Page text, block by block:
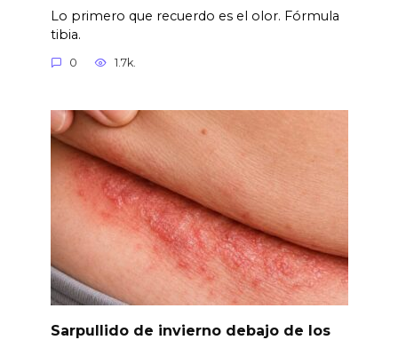
Lo primero que recuerdo es el olor. Fórmula
tibia.
0 1.7k.
Sarpullido de invierno debajo de los